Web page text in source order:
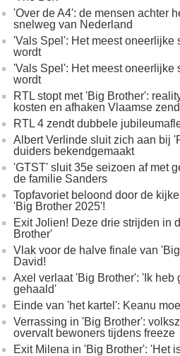
'Over de A4': de mensen achter
snelweg van Nederland
'Vals Spel': Het meest oneerlijke
wordt
'Vals Spel': Het meest oneerlijke
wordt
RTL stopt met 'Big Brother':
kosten en afhaken Vlaamse
RTL 4 zendt dubbele
Albert Verlinde sluit zich aan bij
duiders bekendgemaakt
'GTST' sluit 35e seizoen af met
de familie Sanders
Topfavoriet beloond door de
'Big Brother 2025'!
Exit Jolien! Deze drie strijden in
Brother'
Vlak voor de halve finale van
David!
Axel verlaat 'Big Brother': 'Ik heb
gehaald'
Einde van 'het kartel': Keanu
Verrassing in 'Big Brother':
overvalt bewoners tijdens freeze
Exit Milena in 'Big Brother': 'Het